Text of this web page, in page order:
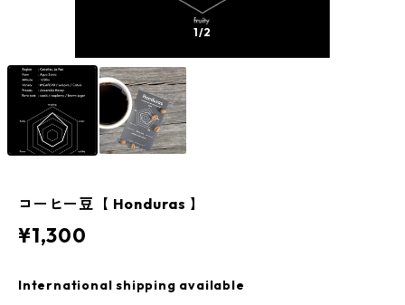
1/2
コーヒー豆【 Honduras 】
¥1,300
International shipping available